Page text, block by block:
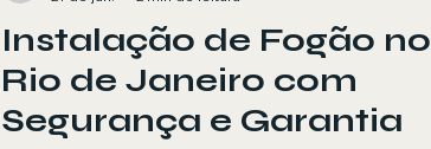
Instalação de Fogão no
Rio de Janeiro com
Segurança e Garantia